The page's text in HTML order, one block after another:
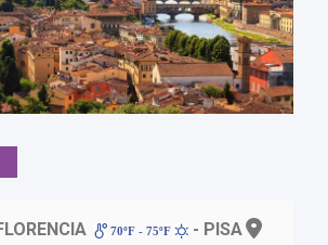
70ºF - 75ºF - PISA